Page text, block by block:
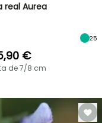
real Aurea
25
€
de 7/8 cm